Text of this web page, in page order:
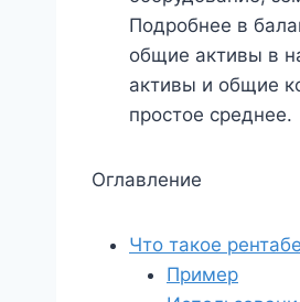
Подробнее в
общие активы в
активы и общие
простое среднее.
Оглавление
Что такое
Пример